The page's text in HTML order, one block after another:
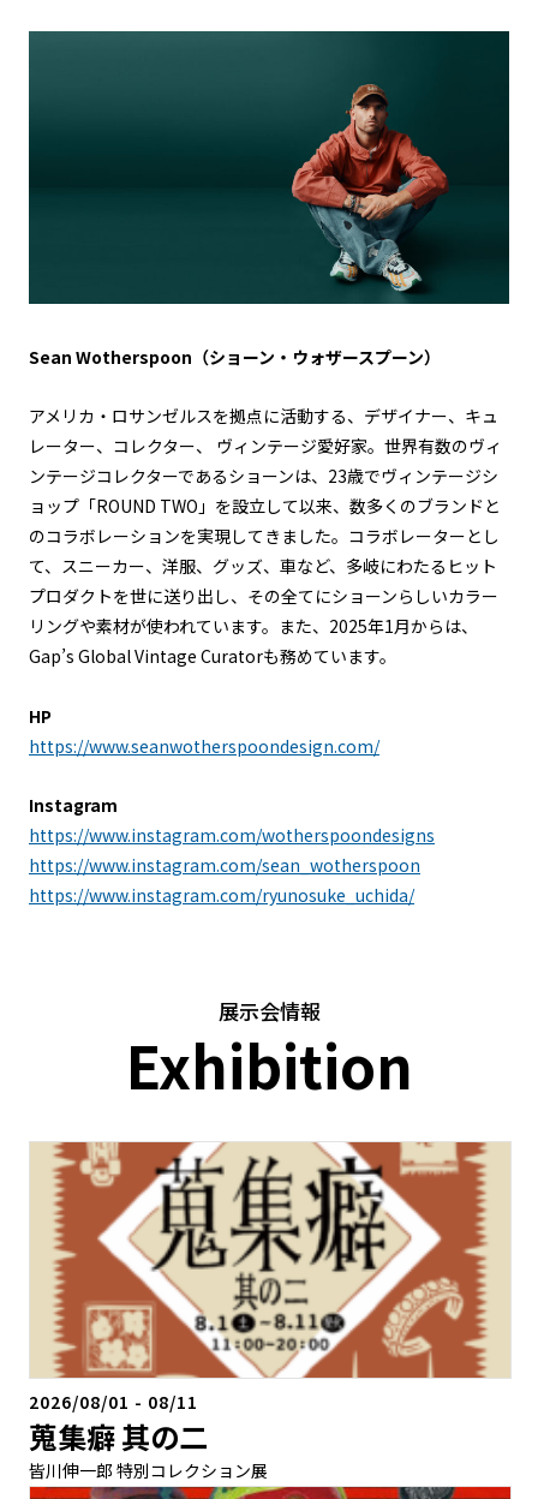
Sean Wotherspoon （ショーン・ウォザースプーン）
アメリカ・ロサンゼルスを拠点に活動する、デザイナー、キュ
レーター、コレクター、 ヴィンテージ愛好家。世界有数のヴィ
ンテージコレクターであるショーンは、23歳でヴィンテージシ
ョップ「ROUND TWO」を設立して以来、数多くのブランドと
のコラボレーションを実現してきました。コラボレーターとし
て、スニーカー、洋服、グッズ、車など、多岐にわたるヒット
プロダクトを世に送り出し、その全てにショーンらしいカラー
リングや素材が使われています。また、2025年1月からは、
Gap’s Global Vintage Curatorも務めています。
HP
https://www.seanwotherspoondesign.com/
Instagram
https://www.instagram.com/wotherspoondesigns
https://www.instagram.com/sean_wotherspoon
https://www.instagram.com/ryunosuke_uchida/
展示会情報
Exhibition
2026/08/01 - 08/11
蒐集癖 其の二
皆川伸一郎 特別コレクション展